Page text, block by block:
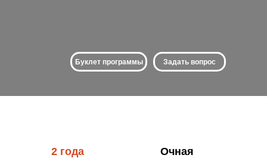
Задать вопрос
Буклет программы
2 года Очная